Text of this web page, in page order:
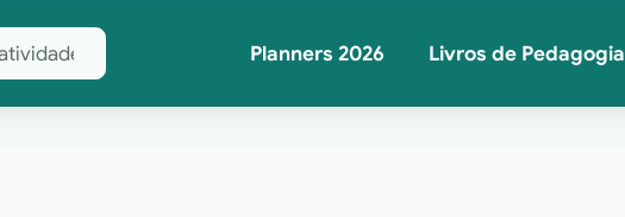
Planners 2026
Livros de Pedagogia